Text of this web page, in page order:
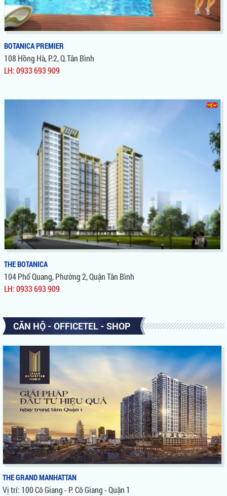
BOTANICA PREMIER
108 Hồng Hà, P.2, Q.Tân Bình
LH: 0933 693 909
BOTANICA PREMIER
Trí Vàng Mặt Tiền Đường Hồng Hà, View Thẳng Công Viên Gia
Định Chiết Khấu Đến 12%, Bàn Giao Hoàn Thiện, Cơ Hội Cực
Tốt Để Đầu Tư Và Định Cư. Cơn sốt mới cho thị trường khu tây
bắc Sài Gòn. Được các nhà đầu tư Bất Động Sản đánh giá là
Căn Hộ đáng để ở và đầu tư nhất.
THE BOTANICA
104 Phổ Quang, Phường 2, Quận Tân Bình
LH: 0933 693 909
THE BOTANICA
Sở Hữu Vị Trí Có 1 Không 2, Liền Kề Sân Bay Tân Sơn Nhất,
Nhất Khu Vực, Cơ Hội Tuyệt Vời Để Đầu Tư & Sở Hữu Căn Hộ
Từ Novaland
CĂN HỘ - OFFICETEL - SHOP
THE GRAND MANHATTAN
Vị trí: 100 Cô Giang - P. Cô Giang - Quận 1